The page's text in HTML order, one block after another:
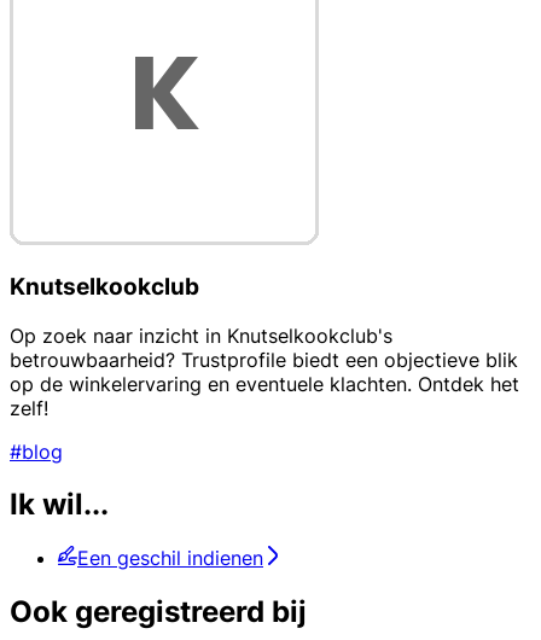
Knutselkookclub
Op zoek naar inzicht in Knutselkookclub's
betrouwbaarheid? Trustprofile biedt een objectieve blik
op de winkelervaring en eventuele klachten. Ontdek het
zelf!
#blog
Ik wil...
Een geschil indienen
Ook geregistreerd bij